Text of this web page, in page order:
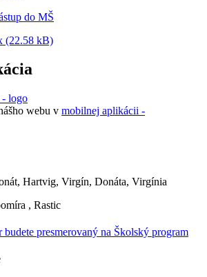
do MŠ
(22.58 kB)
webu v mobilnej aplikácii -
Hartvig, Virgín, Donáta, Virgínia
, Rastic